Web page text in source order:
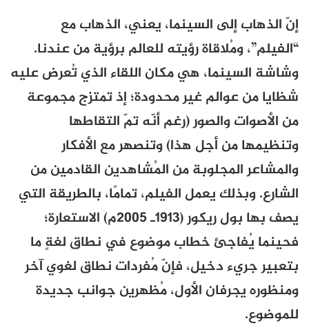
إنّ الذهاب إلى السينما، يعني، الذهاب مع
“الفيلم”، ومُلاقاة رؤيته للعالم برؤية من عندنا.
وشاشة السينما، هي مكان اللقاء الذي تُعرض عليه
شظايا من عوالم غير محدودة؛ إذ تمتزج مجموعة
من الأصوات والصور (رغم أنّه تمّ التقاطها
وتنظيمها من أجل هذا) وتنصهر مع الأفكار
والمشاعر المجلوبة من المُشاهدين القادمين من
الشارع. وبذلك يعمل الفيلم، تمامًا، بالطريقة التي
يصف بها بول ريكور (1913ـ 2005م) الاستعارة؛
فحينما يُفاجئ خطاب موضوع في نطاق لغةٍ ما
بتعبير جريء دخيل، فإنّ مُفردات نطاق لغوي آخر
ومنظوره يجرفان الأول، مُظهرين جوانب جديدة
للموضوع.